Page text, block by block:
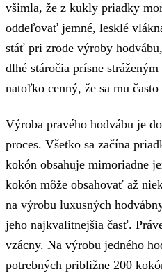
všimla, že z kukly priadky
oddeľovať jemné, lesklé
stáť pri zrode výroby
dlhé stáročia prísne
natoľko cenný, že sa mu
Výroba pravého hodvábu je
proces. Všetko sa začína
kokón obsahuje mimoriadne
kokón môže obsahovať až
na výrobu luxusných
jeho najkvalitnejšia časť.
vzácny. Na výrobu jedného
potrebných približne 200